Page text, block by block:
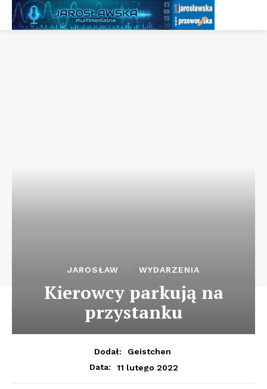
JAROSŁAW WYDARZENIA
Kierowcy parkują na
przystanku
Dodał:
Geistchen
Data:
11 lutego 2022